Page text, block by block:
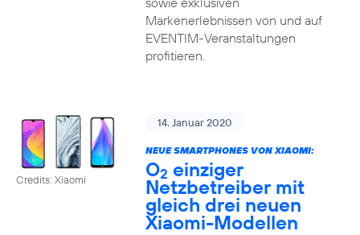
Markenerlebnissen von und auf
EVENTIM-Veranstaltungen
profitieren.
Credits: Xiaomi
14. Januar 2020
NEUE SMARTPHONES VON XIAOMI:
O2 einziger
Netzbetreiber mit
gleich drei neuen
Xiaomi-Modellen